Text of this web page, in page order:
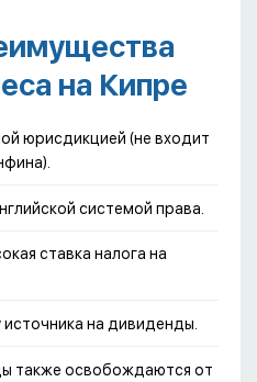
на Кипре
юрисдикцией (не входит
системой права.
ставка налога на
источника на дивиденды.
также освобождаются от